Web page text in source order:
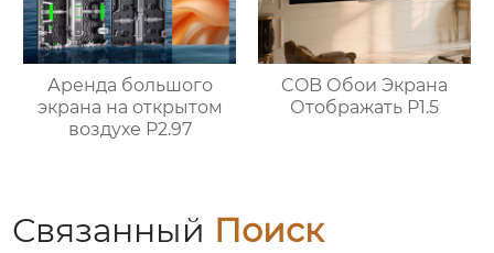
Аренда большого
экрана на открытом
воздухе P2.97
COB Обои Экрана
Отображать P1.5
Связанный Поиск